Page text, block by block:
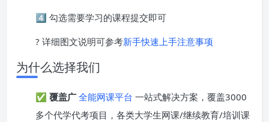
4️⃣ 勾选需要学习的课程提交即可
? 详细图文说明可参考新手快速上手注意事项
为什么选择我们
✅ 覆盖广 全能网课平台 一站式解决方案，覆盖3000
多个代学代考项目，各类大学生网课/继续教育/培训课